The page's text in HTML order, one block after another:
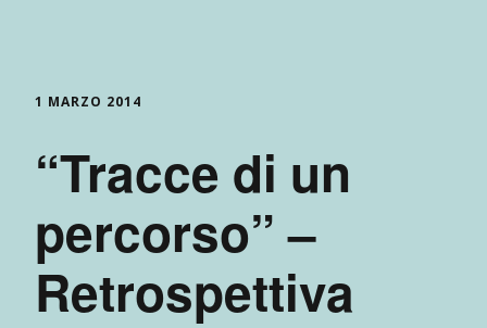
1 MARZO 2014
“Tracce di un
percorso” –
Retrospettiva